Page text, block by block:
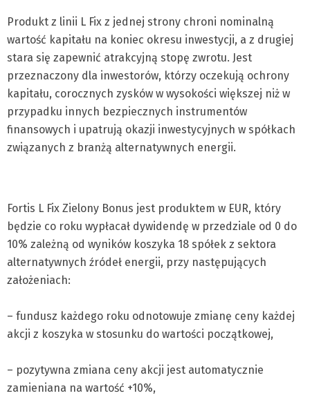
Produkt z linii L Fix z jednej strony chroni nominalną
wartość kapitału na koniec okresu inwestycji, a z drugiej
stara się zapewnić atrakcyjną stopę zwrotu. Jest
przeznaczony dla inwestorów, którzy oczekują ochrony
kapitału, corocznych zysków w wysokości większej niż w
przypadku innych bezpiecznych instrumentów
finansowych i upatrują okazji inwestycyjnych w spółkach
związanych z branżą alternatywnych energii.
Fortis L Fix Zielony Bonus jest produktem w EUR, który
będzie co roku wypłacał dywidendę w przedziale od 0 do
10% zależną od wyników koszyka 18 spółek z sektora
alternatywnych źródeł energii, przy następujących
założeniach:
– fundusz każdego roku odnotowuje zmianę ceny każdej
akcji z koszyka w stosunku do wartości początkowej,
– pozytywna zmiana ceny akcji jest automatycznie
zamieniana na wartość +10%,